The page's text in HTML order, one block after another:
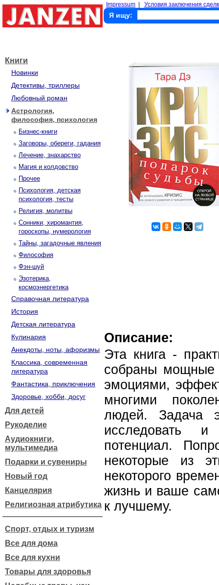
Impressum Условия заключения
Я ищу:
Книги
Новинки
Детективы, триллеры
Любовный роман
Астрология,
философия, психология
Бизнес-книги
Заговоры, обереги, гадания
Лечение, знахарство
Магия и колдовство
Прочее
Психология, детская
психология, тесты
Религия, молитвы
Сонники, хиромантия,
гороскопы, нумерология
Тайны, загадочные явления
Философия
Фэн-шуй
Эзотерика,
космоэнергетика
Справочная литература
История
Детская литература
Кулинария
Анекдоты, ноты, афоризмы
Классика, современная
литература
Фантастика, приключения
Здоровье, хобби, досуг
Для детей
Рукоделие
Аудиокниги,
мультимедиа
Подарки и сувениры
Новый год
Канцелярия
Религиозная атрибутика
Спорт, отдых и туризм
Все для дома
Все для кухни
Товары для здоровья
Описание:
Эта книга -
собраны мощные
эмоциями,
многими
людей. Задача
исследовать
потенциал.
некоторые из
некоторого
жизнь и ваше
к лучшему.